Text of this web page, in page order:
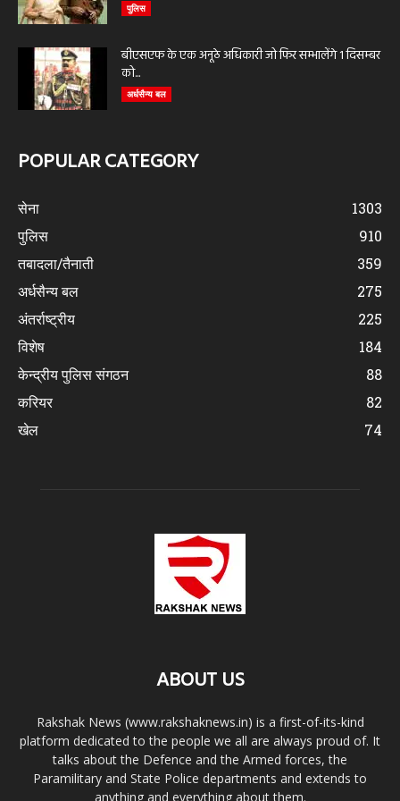
पुलिस
बीएसएफ के एक अनूठे अधिकारी जो फिर सम्भालेंगे 1 दिसम्बर
को...
अर्धसैन्य बल
POPULAR CATEGORY
सेना
1303
पुलिस
910
तबादला/तैनाती
359
अर्धसैन्य बल
275
अंतर्राष्ट्रीय
225
विशेष
184
केन्द्रीय पुलिस संगठन
88
करियर
82
खेल
74
ABOUT US
Rakshak News (www.rakshaknews.in) is a first-of-its-kind
platform dedicated to the people we all are always proud of. It
talks about the Defence and the Armed forces, the
Paramilitary and State Police departments and extends to
anything and everything about them.